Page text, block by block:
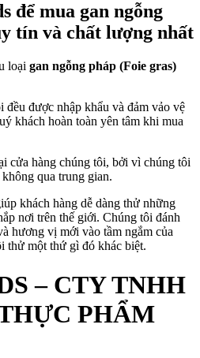
để mua gan ngỗng
tín và chất lượng nhất
loại gan ngỗng pháp (Foie gras)
đều được nhập khẩu và đảm vảo vệ
khách hoàn toàn yên tâm khi mua
cửa hàng chúng tôi, bởi vì chúng tôi
qua trung gian.
khách hàng dễ dàng thử những
nơi trên thế giới. Chúng tôi đánh
hương vị mới vào tầm ngắm của
thử một thứ gì đó khác biệt.
– CTY TNHH
PHẨM